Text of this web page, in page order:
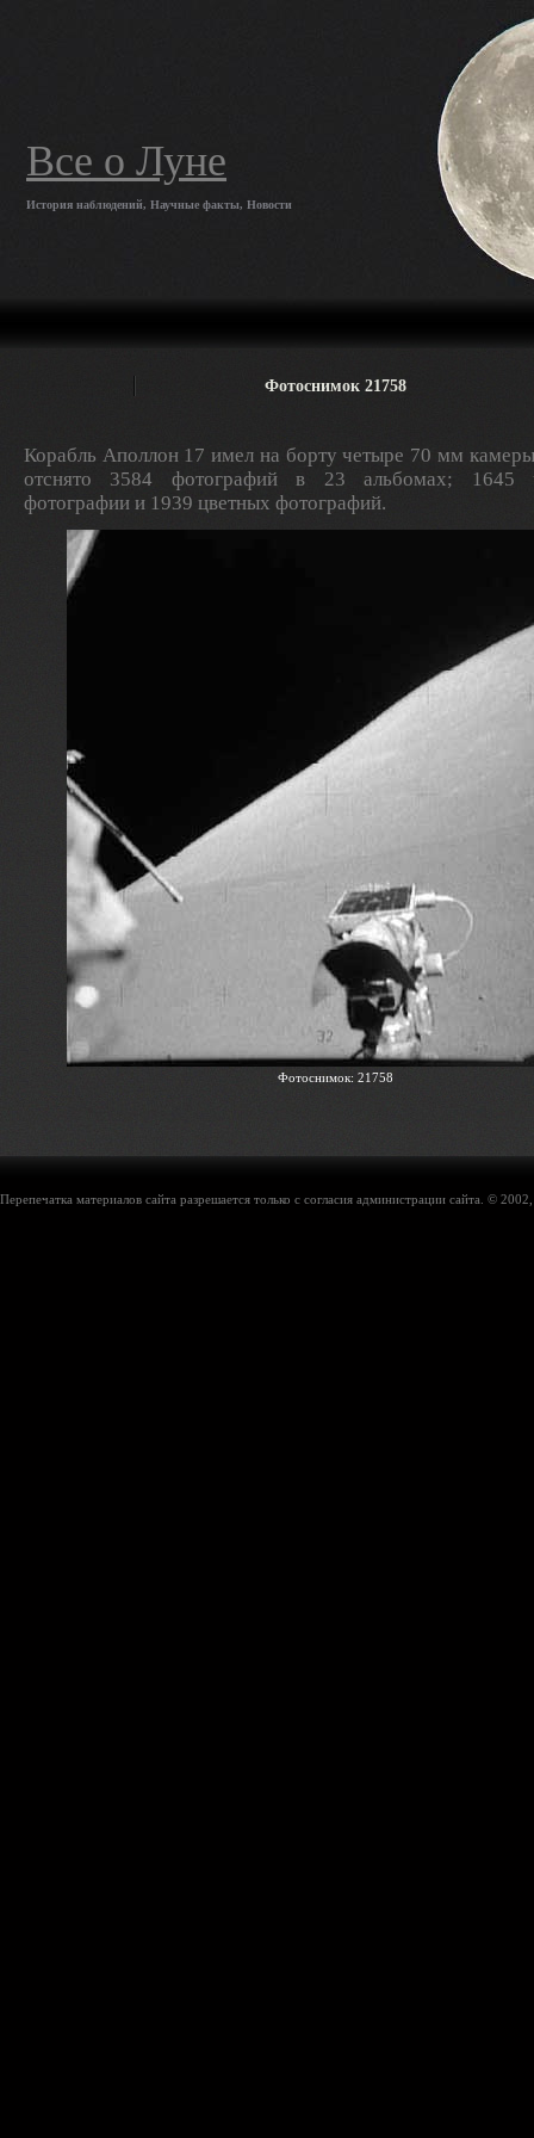
Все о Луне
История наблюдений, Научные факты, Новости
Фотоснимок 21758
Корабль Аполлон 17 имел на борту четыре 70 мм
отснято 3584 фотографий в 23 альбомах; 1645
фотографии и 1939 цветных фотографий.
Фотоснимок: 21758
Перепечатка материалов сайта разрешается только с согласия администрации сайта. ©